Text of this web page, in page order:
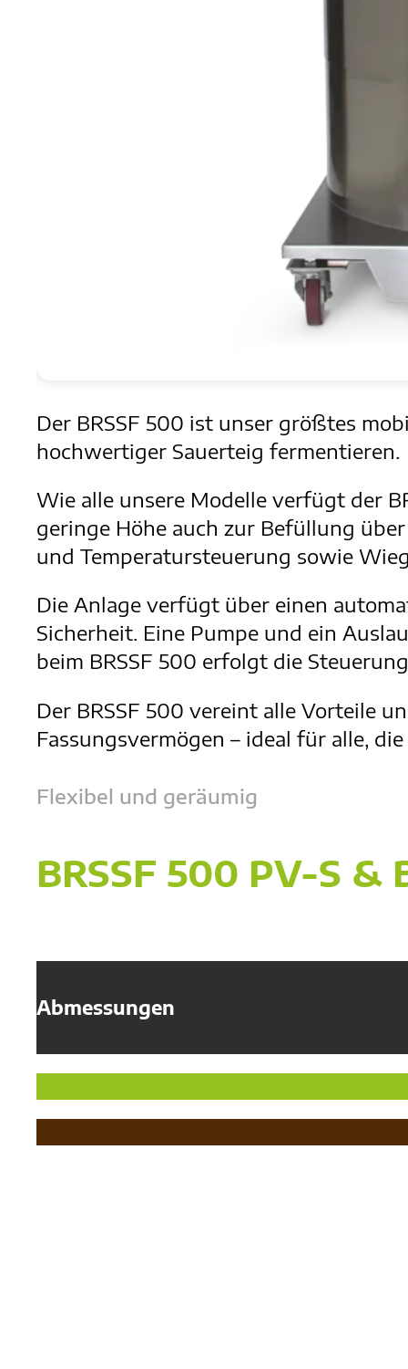
Der BRSSF 500 ist unser größtes
hochwertiger Sauerteig fermentieren.
Wie alle unsere Modelle verfügt der
geringe Höhe auch zur Befüllung
und Temperatursteuerung sowie
Die Anlage verfügt über einen
Sicherheit. Eine Pumpe und ein
beim BRSSF 500 erfolgt die
Der BRSSF 500 vereint alle Vorteile
Fassungsvermögen – ideal für alle,
Flexibel und geräumig
BRSSF 500 PV-S &
Abmessungen